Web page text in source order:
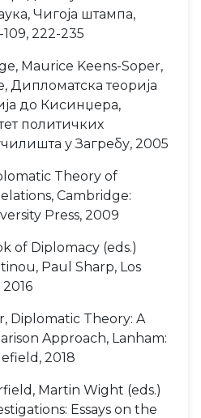
Чигоја штампа,
222-235
Maurice Keens-Soper,
Дипломатска теорија
до Кисинџера,
политичких
у Загребу, 2005
Theory of
Cambridge:
Press, 2009
of Diplomacy (eds.)
Paul Sharp, Los
Diplomatic Theory: A
Approach, Lanham:
2018
Martin Wight (eds.)
Essays on the